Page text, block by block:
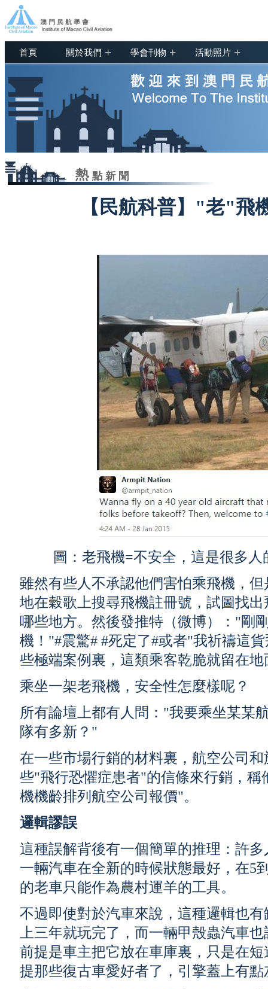
首頁 關於我們 + 學會刊物 + 活動照片 +
【民航科普】"老"飛
圖：老飛機=不安全，這是很多
雖然有些人不承認他們害怕乘飛機，
地在穀歌上搜尋飛機註冊號，試圖找
哪些地方。然後發推特（微博）："剛
機！"#震驚# #死定了#或者"我祈禱這
些極端案例裏，這類乘客乾脆就留在
乘坐一架老飛機，安全性怎麼樣呢？
所有論壇上都有人問："我要乘坐某某
隊有多新？"
在一些市場行銷的材料裏，航空公司
些"飛行恐懼症患者"的信條來行銷，
機機齡排列航空公司報價"。
邏輯謬誤
這種誤解背後有一個簡單的推理：許
一輛汽車在全新的時候狀態最好，在5
的老車只能作為農村運羊的工具。
不過即使對於汽車來說，這種邏輯也
上三年就玩完了，而一輛甲殼蟲汽車
前提是車主把它放在車庫裏，只是在
提那些復古車愛好者了，引擎蓋上有